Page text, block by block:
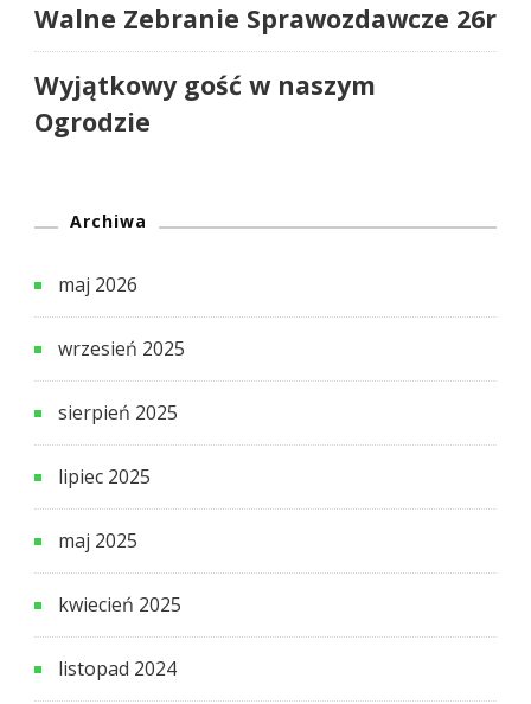
Walne Zebranie Sprawozdawcze 26r
Wyjątkowy gość w naszym
Ogrodzie
Archiwa
maj 2026
wrzesień 2025
sierpień 2025
lipiec 2025
maj 2025
kwiecień 2025
listopad 2024